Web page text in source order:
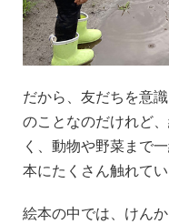
だから、友だちを意
のことなのだけれど
く、動物や野菜まで
本にたくさん触れて
絵本の中では、けん